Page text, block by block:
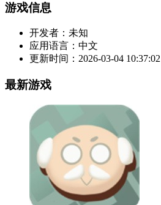
游戏信息
开发者： 未知
应用语言： 中文
更新时间： 2026-03-04 10:37:02
最新游戏